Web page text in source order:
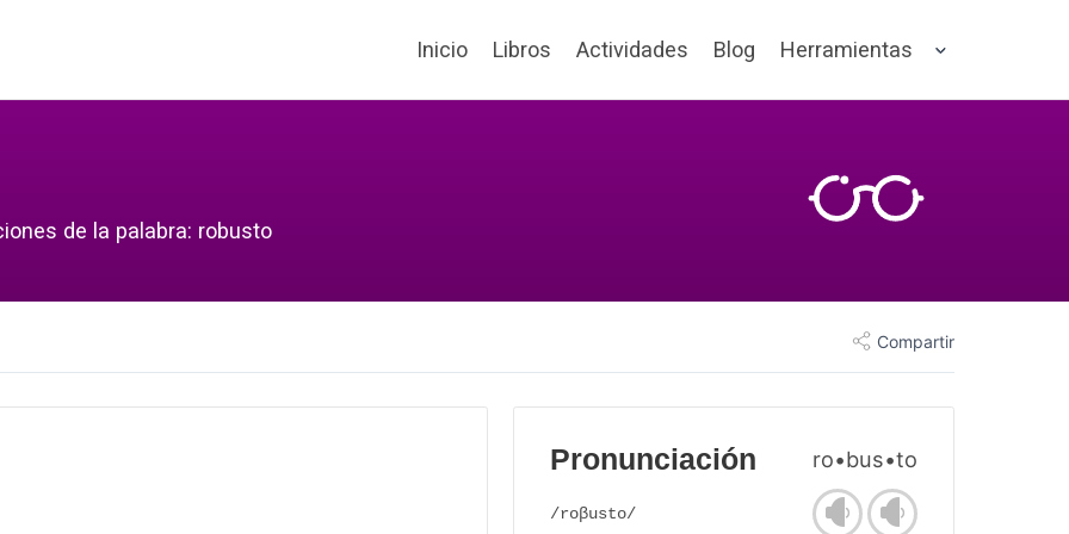
Inicio Libros Actividades Blog Herramientas
de la palabra: robusto
Compartir
Pronunciación ro•bus•to
/roβusto/